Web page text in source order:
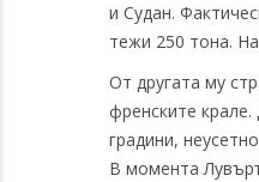
и Судан.
тежи 250 тона.
От другата му
френските
градини,
В момента